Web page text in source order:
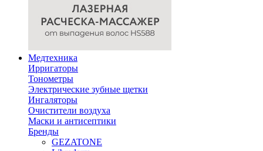
Медтехника
Ирригаторы
Тонометры
Электрические зубные щетки
Ингаляторы
Очистители воздуха
Маски и антисептики
Бренды
GEZATONE